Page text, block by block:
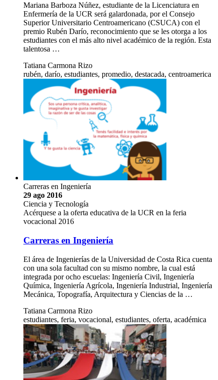
Mariana Barboza Núñez, estudiante de la Licenciatura en
Enfermería de la UCR será galardonada, por el Consejo
Superior Universitario Centroamericano (CSUCA) con el
premio Rubén Darío, reconocimiento que se les otorga a los
estudiantes con el más alto nivel académico de la región. Esta
talentosa …
Tatiana Carmona Rizo
rubén, darío, estudiantes, promedio, destacada, centroamerica
Carreras en Ingeniería
29 ago 2016
Ciencia y Tecnología
Acérquese a la oferta educativa de la UCR en la feria
vocacional 2016
Carreras en Ingeniería
El área de Ingenierías de la Universidad de Costa Rica cuenta
con una sola facultad con su mismo nombre, la cual está
integrada por ocho escuelas: Ingeniería Civil, Ingeniería
Química, Ingeniería Agrícola, Ingeniería Industrial, Ingeniería
Mecánica, Topografía, Arquitectura y Ciencias de la …
Tatiana Carmona Rizo
estudiantes, feria, vocacional, estudiantes, oferta, académica